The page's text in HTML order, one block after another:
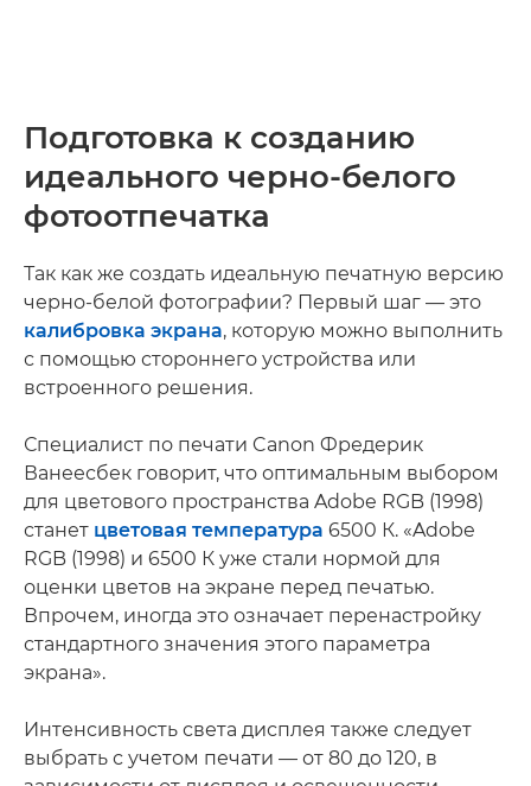
Подготовка к созданию
идеального черно-белого
фотоотпечатка
Так как же создать идеальную печатную версию
черно-белой фотографии? Первый шаг — это
калибровка экрана, которую можно выполнить
с помощью стороннего устройства или
встроенного решения.
Специалист по печати Canon Фредерик
Ванеесбек говорит, что оптимальным выбором
для цветового пространства Adobe RGB (1998)
станет цветовая температура 6500 К. «Adobe
RGB (1998) и 6500 К уже стали нормой для
оценки цветов на экране перед печатью.
Впрочем, иногда это означает перенастройку
стандартного значения этого параметра
экрана».
Интенсивность света дисплея также следует
выбрать с учетом печати — от 80 до 120, в